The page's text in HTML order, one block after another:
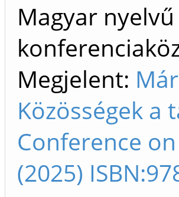
Magyar
Megjelent:
Közösségek a
Conference
(2025)